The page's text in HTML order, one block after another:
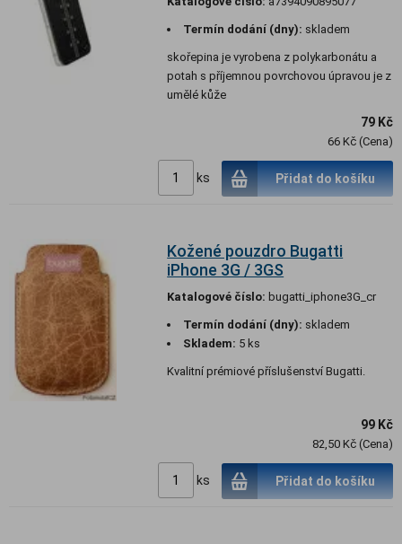
Termín dodání (dny): skladem
skořepina je vyrobena z polykarbonátu a
potah s příjemnou povrchovou úpravou je z
umělé kůže
79 Kč
66 Kč (Cena)
ks Přidat do košíku
Kožené pouzdro Bugatti
iPhone 3G / 3GS
Katalogové číslo: bugatti_iphone3G_cr
Termín dodání (dny): skladem
Skladem: 5 ks
Kvalitní prémiové příslušenství Bugatti.
99 Kč
82,50 Kč (Cena)
ks Přidat do košíku